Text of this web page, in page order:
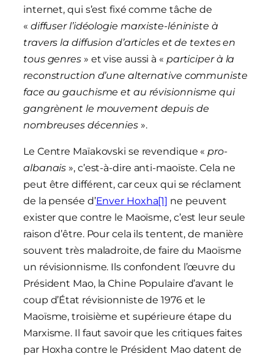
internet, qui s’est fixé comme tâche de
« diffuser l’idéologie marxiste-léniniste à
travers la diffusion d’articles et de textes en
tous genres » et vise aussi à « participer à la
reconstruction d’une alternative communiste
face au gauchisme et au révisionnisme qui
gangrènent le mouvement depuis de
nombreuses décennies ».
Le Centre Maïakovski se revendique «pro-
albanais », c’est-à-dire anti-maoïste. Cela ne
peut être différent, car ceux qui se réclament
de la pensée d’Enver Hoxha[1] ne peuvent
exister que contre le Maoïsme, c’est leur seule
raison d’être. Pour cela ils tentent, de manière
souvent très maladroite, de faire du Maoïsme
un révisionnisme. Ils confondent l’œuvre du
Président Mao, la Chine Populaire d’avant le
coup d’État révisionniste de 1976 et le
Maoïsme, troisième et supérieure étape du
Marxisme. Il faut savoir que les critiques faites
par Hoxha contre le Président Mao datent de